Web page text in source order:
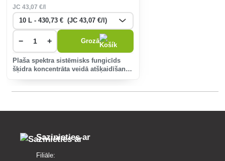
JC43,07 €/l
− + Grozā
Plaša spektra sistēmisks fungicīds
šķidra koncentrāta veidā atšķaidīšanai
Sazinieties ar
Filiāle: